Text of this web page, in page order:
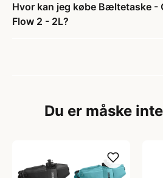
Hvor kan jeg købe Bæltetaske -
Flow 2 - 2L?
Du er måske